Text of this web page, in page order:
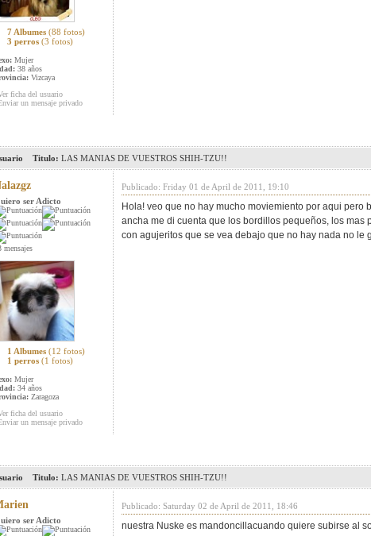
7 Albumes (88 fotos)
3 perros (3 fotos)
Mujer
38 años
Vizcaya
ficha del usuario
un mensaje privado
Titulo: LAS MANIAS DE VUESTROS SHIH-TZU!!
ser Adicto
mensajes
1 Albumes (12 fotos)
1 perros (1 fotos)
Mujer
34 años
Zaragoza
ficha del usuario
un mensaje privado
Publicado: Friday 01 de April de 2011, 19:10
Hola! veo que no hay mucho moviemiento por aqui
ancha me di cuenta que los bordillos pequeños, los
con agujeritos que se vea debajo que no hay nada no
Titulo: LAS MANIAS DE VUESTROS SHIH-TZU!!
ser Adicto
Publicado: Saturday 02 de April de 2011, 18:46
nuestra Nuske es mandoncillacuando quiere subirse al